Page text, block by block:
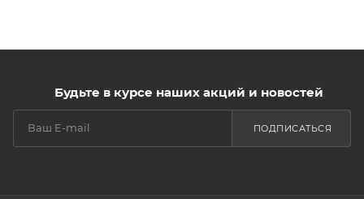
Будьте в курсе наших акций и новостей
ПОДПИСАТЬСЯ